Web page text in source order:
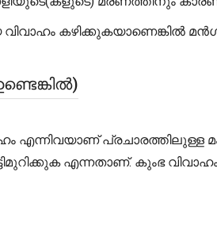
വിവാഹം
എന്നിവയാണ്
എന്നതാണ്. കുംഭ